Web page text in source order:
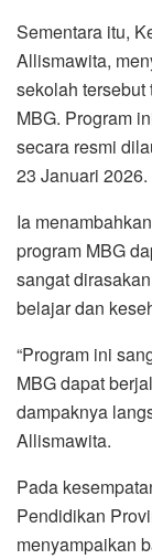
Sementara itu,
Allismawita,
sekolah
MBG. Program
secara resmi
23 Januari 2026.
Ia
program MBG
sangat
belajar dan
“Program ini
MBG dapat
dampaknya
Allismawita.
Pada
Pendidikan
menyampaikan